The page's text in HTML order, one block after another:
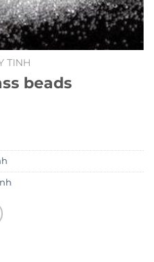
TINH
beads